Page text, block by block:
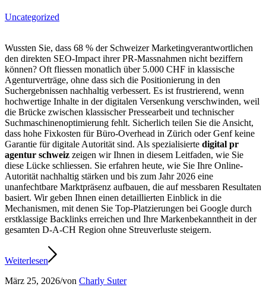
Uncategorized
Wussten Sie, dass 68 % der Schweizer Marketingverantwortlichen
den direkten SEO-Impact ihrer PR-Massnahmen nicht beziffern
können? Oft fliessen monatlich über 5.000 CHF in klassische
Agenturverträge, ohne dass sich die Positionierung in den
Suchergebnissen nachhaltig verbessert. Es ist frustrierend, wenn
hochwertige Inhalte in der digitalen Versenkung verschwinden, weil
die Brücke zwischen klassischer Pressearbeit und technischer
Suchmaschinenoptimierung fehlt. Sicherlich teilen Sie die Ansicht,
dass hohe Fixkosten für Büro-Overhead in Zürich oder Genf keine
Garantie für digitale Autorität sind. Als spezialisierte digital pr
agentur schweiz zeigen wir Ihnen in diesem Leitfaden, wie Sie
diese Lücke schliessen. Sie erfahren heute, wie Sie Ihre Online-
Autorität nachhaltig stärken und bis zum Jahr 2026 eine
unanfechtbare Marktpräsenz aufbauen, die auf messbaren Resultaten
basiert. Wir geben Ihnen einen detaillierten Einblick in die
Mechanismen, mit denen Sie Top-Platzierungen bei Google durch
erstklassige Backlinks erreichen und Ihre Markenbekanntheit in der
gesamten D-A-CH Region ohne Streuverluste steigern.
Weiterlesen
März 25, 2026/von Charly Suter